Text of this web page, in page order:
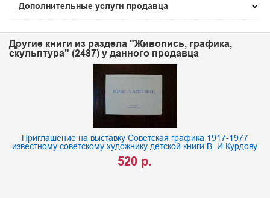
Дополнительные услуги продавца
Другие книги из раздела "Живопись, графика,
скульптура" (2487) у данного продавца
Приглашение на выставку Советская графика 1917-1977
известному советскому художнику детской книги В. И Курдову
520 р.